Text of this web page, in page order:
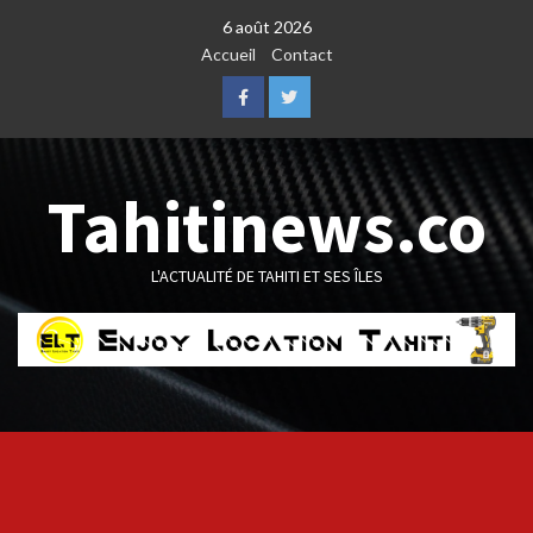
6 août 2026
Accueil
Contact
FacebookTwitter
Tahitinews.co
L'ACTUALITÉ DE TAHITI ET SES ÎLES